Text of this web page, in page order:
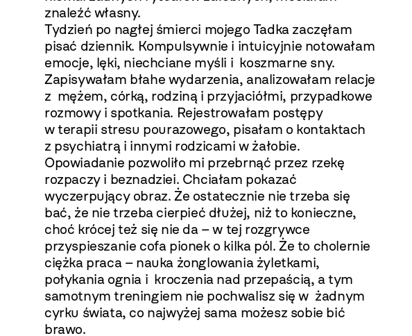
znaleźć własny.
Tydzień po nagłej śmierci mojego Tadka zaczęłam
pisać dziennik. Kompulsywnie i intuicyjnie notowałam
emocje, lęki, niechciane myśli i koszmarne sny.
Zapisywałam błahe wydarzenia, analizowałam relacje
z mężem, córką, rodziną i przyjaciółmi, przypadkowe
rozmowy i spotkania. Rejestrowałam postępy
w terapii stresu pourazowego, pisałam o kontaktach
z psychiatrą i innymi rodzicami w żałobie.
Opowiadanie pozwoliło mi przebrnąć przez rzekę
rozpaczy i beznadziei. Chciałam pokazać
wyczerpujący obraz. Że ostatecznie nie trzeba się
bać, że nie trzeba cierpieć dłużej, niż to konieczne,
choć krócej też się nie da – w tej rozgrywce
przyspieszanie cofa pionek o kilka pól. Że to cholernie
ciężka praca – nauka żonglowania żyletkami,
połykania ognia i kroczenia nad przepaścią, a tym
samotnym treningiem nie pochwalisz się w żadnym
cyrku świata, co najwyżej sama możesz sobie bić
brawo.